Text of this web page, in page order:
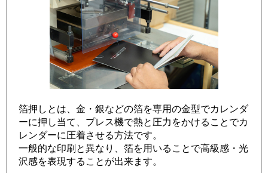
箔押しとは、金・銀などの箔を専用の金型でカレンダ
ーに押し当て、プレス機で熱と圧力をかけることでカ
レンダーに圧着させる方法です。
一般的な印刷と異なり、箔を用いることで高級感・光
沢感を表現することが出来ます。